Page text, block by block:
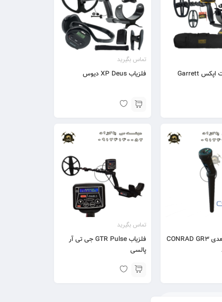
نقطه زن گرت اپکس Garrett
تماس بگیرید
فلزیاب XP Deus دیوس
اسکنر سه بعدی CONRAD GR3
تماس بگیرید
فلزیاب GTR Pulse جی تی آر
پالسی